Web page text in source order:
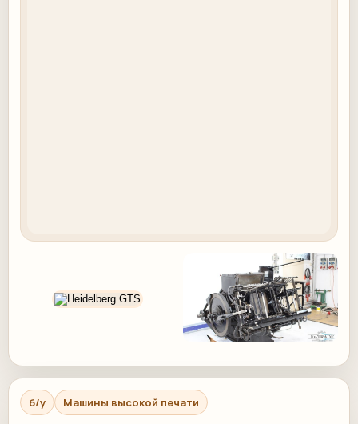
б/у Машины высокой печати